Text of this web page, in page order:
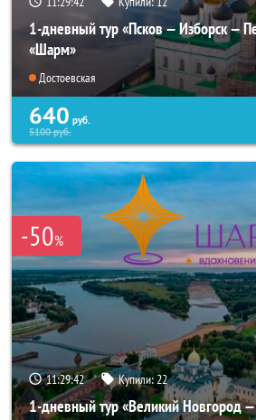
1-дневный тур «Псков — Изборск —
«Шарм»
Достоевская
640 руб.
5100руб.
-50%
11:29:40 Купили: 22
1-дневный тур «Великий Новгород